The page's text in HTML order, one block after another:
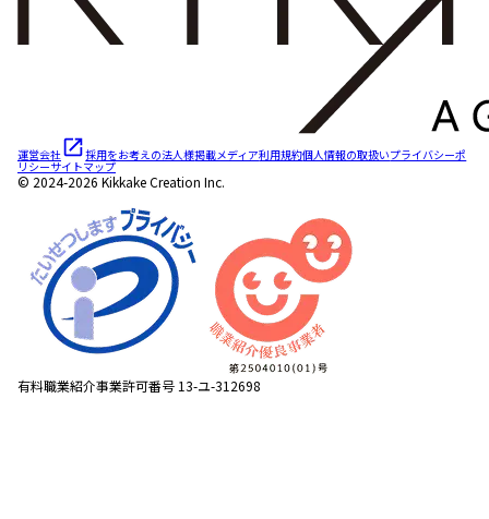
運営会社 採用をお考えの法人様掲載メディア利用規約個人情報の取扱いプライバシーポ
リシーサイトマップ
© 2024-2026 Kikkake Creation Inc.
有料職業紹介事業許可番号 13-ユ-312698